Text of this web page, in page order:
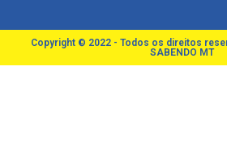
Copyright © 2022 - Todos os direitos
SABENDO MT